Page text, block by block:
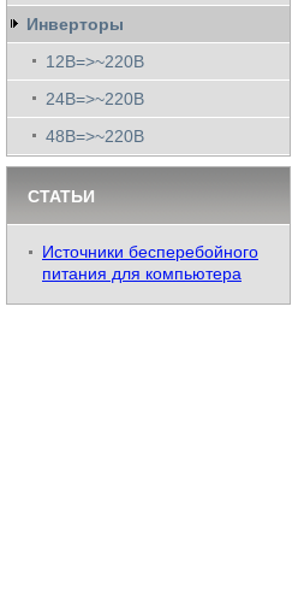
Инверторы
12В=>~220В
24В=>~220В
48В=>~220В
СТАТЬИ
Источники бесперебойного
питания для компьютера